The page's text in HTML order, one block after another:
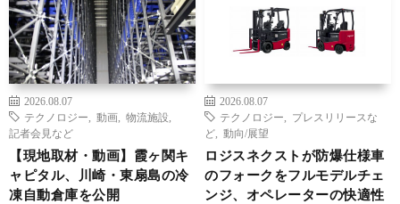
2026.08.07
テクノロジー
動画 物流施設
記者会見など
【現地取材・動画】霞ヶ関キ
ャピタル、川崎・東扇島の冷
凍自動倉庫を公開
2026.08.07
テクノロジー
プレスリリースな
ど
動向/展望
ロジスネクストが防爆仕様車
のフォークをフルモデルチェ
ンジ、オペレーターの快適性